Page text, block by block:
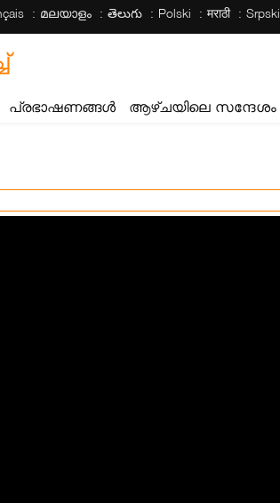
മലയാളം తెలుగు Polski मराठी Srpski
പ്രഭാഷണങ്ങൾ ആഴ്ചയിലെ സന്ദേശം